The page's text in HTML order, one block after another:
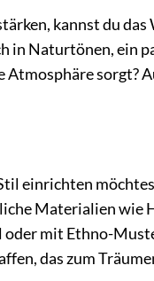
kannst du
in Naturtönen, ein
sorgt?
einrichten
Materialien wie
mit Ethno-
das zum